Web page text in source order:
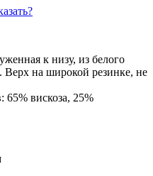
к низу, из белого
Верх на широкой резинке, не
65% вискоза, 25%